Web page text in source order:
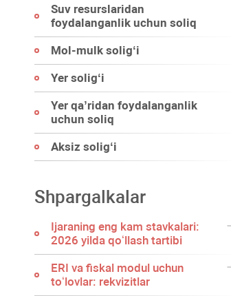
Suv resurslaridan
foydalanganlik uchun soliq
Mol-mulk soligʻi
Yer soligʻi
Yer qa’ridan foydalanganlik
uchun soliq
Aksiz soligʻi
Shpargalkalar
Ijaraning eng kam stavkalari:
2026 yilda qoʻllash tartibi
ERI va fiskal modul uchun
toʻlovlar: rekvizitlar